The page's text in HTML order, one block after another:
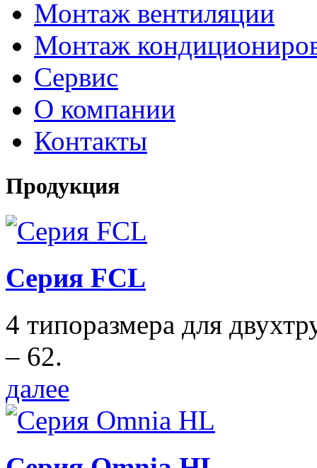
Монтаж вентиляции
Монтаж
Сервис
О компании
Контакты
Продукция
Серия FCL
4 типоразмера для
– 62.
далее